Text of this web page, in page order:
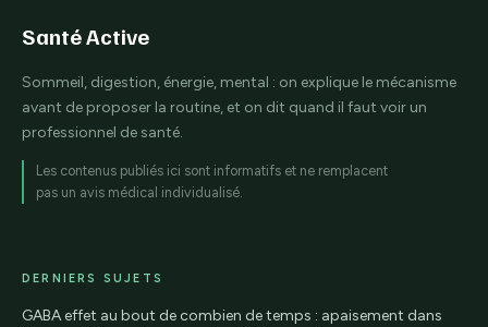
Santé Active
Sommeil, digestion, énergie, mental : on explique le mécanisme
avant de proposer la routine, et on dit quand il faut voir un
professionnel de santé.
Les contenus publiés ici sont informatifs et ne remplacent
pas un avis médical individualisé.
DERNIERS SUJETS
GABA effet au bout de combien de temps : apaisement dans